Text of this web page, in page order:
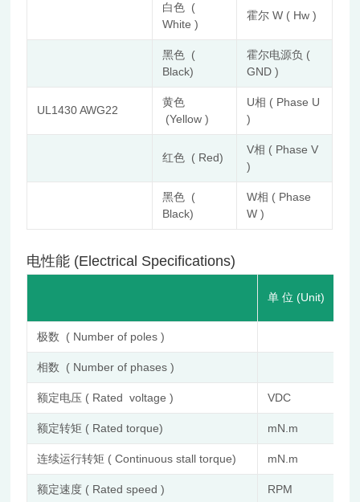
白色 (
White )
霍尔 W ( Hw )
黑色 (
Black)
霍尔电源负 (
GND )
UL1430 AWG22
黄色
(Yellow )
U相 ( Phase U
)
红色 ( Red)
V相 ( Phase V
)
黑色 (
Black)
W相 ( Phase
W )
电性能 (Electrical Specifications)
单 位 (Unit)
极数 ( Number of poles )
相数 ( Number of phases )
额定电压 ( Rated voltage ) VDC
额定转矩 ( Rated torque) mN.m
连续运行转矩 ( Continuous stall torque) mN.m
额定速度 ( Rated speed ) RPM